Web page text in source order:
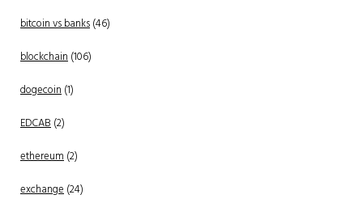
bitcoin vs banks(46)
blockchain(106)
dogecoin(1)
EDCAB(2)
ethereum(2)
exchange(24)